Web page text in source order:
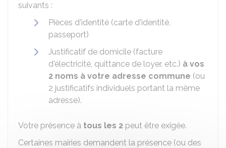
suivants :
Pièces d'identité (carte d'identité,
passeport)
Justificatif de domicile (facture
d'électricité, quittance de loyer, etc.) à vos
2 noms à votre adresse commune (ou
2 justificatifs individuels portant la même
adresse).
Votre présence à tous les 2 peut être exigée.
Certaines mairies demandent la présence (ou des